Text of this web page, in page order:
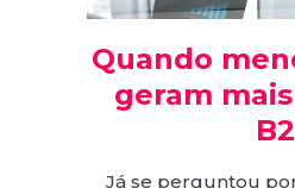
Quando
geram
Já se perguntou